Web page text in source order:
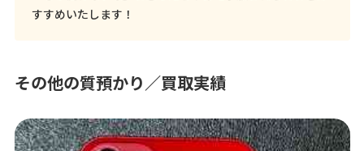
すすめいたします！
その他の質預かり／買取実績